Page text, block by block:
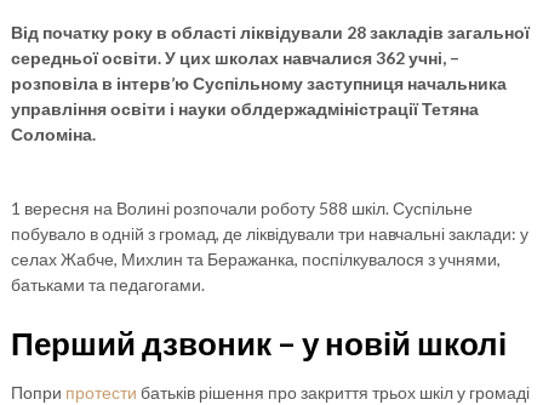
Від початку року в області ліквідували 28 закладів загальної
середньої освіти. У цих школах навчалися 362 учні, –
розповіла в інтерв’ю Суспільному заступниця начальника
управління освіти і науки облдержадміністрації Тетяна
Соломіна.
1 вересня на Волині розпочали роботу 588 шкіл. Суспільне
побувало в одній з громад, де ліквідували три навчальні заклади: у
селах Жабче, Михлин та Беражанка, поспілкувалося з учнями,
батьками та педагогами.
Перший дзвоник – у новій школі
Попри протести батьків рішення про закриття трьох шкіл у громаді